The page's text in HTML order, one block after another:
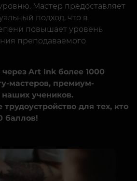
Мастер предоставляет
подход, что в
повышает уровень
преподаваемого
через Art Ink более 1000
мастеров, премиум-
учеников.
для тех, кто
баллов!